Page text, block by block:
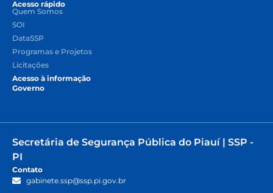
Acesso rápido
Quem Somos
SOI
DataSSP
Programas e Projetos
Licitações
Acesso à informação
Governo
Secretária de Segurança Pública do Piauí | SSP -
PI
Contato
gabinete.ssp@ssp.pi.gov.br